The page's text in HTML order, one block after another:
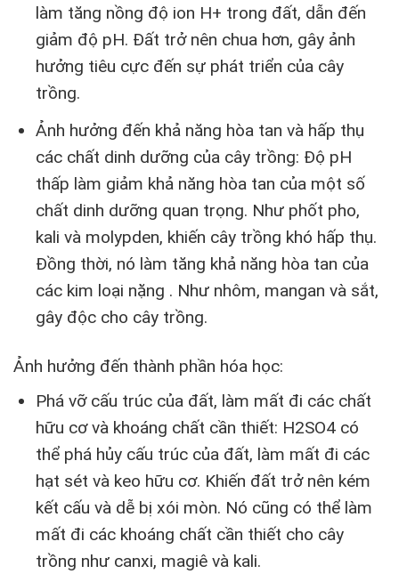
làm tăng nồng độ ion H+ trong đất, dẫn đến
giảm độ pH. Đất trở nên chua hơn, gây ảnh
hưởng tiêu cực đến sự phát triển của cây
trồng.
Ảnh hưởng đến khả năng hòa tan và hấp thụ
các chất dinh dưỡng của cây trồng: Độ pH
thấp làm giảm khả năng hòa tan của một số
chất dinh dưỡng quan trọng. Như phốt pho,
kali và molypden, khiến cây trồng khó hấp thụ.
Đồng thời, nó làm tăng khả năng hòa tan của
các kim loại nặng . Như nhôm, mangan và sắt,
gây độc cho cây trồng.
Ảnh hưởng đến thành phần hóa học:
Phá vỡ cấu trúc của đất, làm mất đi các chất
hữu cơ và khoáng chất cần thiết: H2SO4 có
thể phá hủy cấu trúc của đất, làm mất đi các
hạt sét và keo hữu cơ. Khiến đất trở nên kém
kết cấu và dễ bị xói mòn. Nó cũng có thể làm
mất đi các khoáng chất cần thiết cho cây
trồng như canxi, magiê và kali.